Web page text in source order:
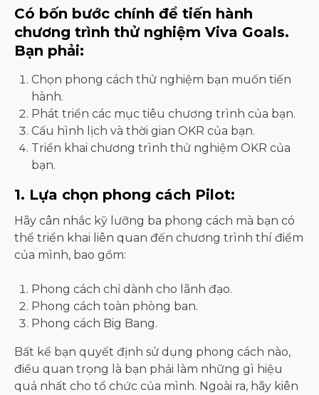
Có bốn bước chính để tiến hành
chương trình thử nghiệm Viva Goals.
Bạn phải:
Chọn phong cách thử nghiệm bạn muốn tiến
hành.
Phát triển các mục tiêu chương trình của bạn.
Cấu hình lịch và thời gian OKR của bạn.
Triển khai chương trình thử nghiệm OKR của
bạn.
1. Lựa chọn phong cách Pilot:
Hãy cân nhắc kỹ lưỡng ba phong cách mà bạn có
thể triển khai liên quan đến chương trình thí điểm
của mình, bao gồm:
Phong cách chỉ dành cho lãnh đạo.
Phong cách toàn phòng ban.
Phong cách Big Bang.
Bất kể bạn quyết định sử dụng phong cách nào,
điều quan trọng là bạn phải làm những gì hiệu
quả nhất cho tổ chức của mình. Ngoài ra, hãy kiên